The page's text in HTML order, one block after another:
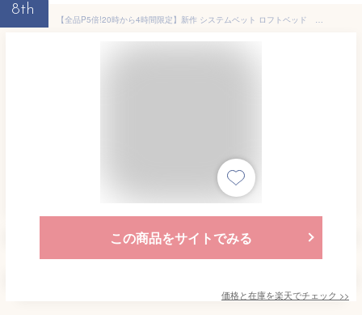
8th
【全品P5倍!20時から4時間限定】新作 システムベット ロフトベッド シングル デスク付き ラック棚付き 耐荷重150kg 高さ170cm 北欧風 木目 子供ベッド 二段ベッド 大人ベッド 一人暮らし 子供部屋二段ベッド スチール 耐震 ベッド クリスマス
この商品をサイトでみる
価格と在庫を楽天でチェック >>